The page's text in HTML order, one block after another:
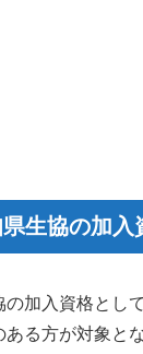
生協の加入
の加入資格とし
る方が対象と